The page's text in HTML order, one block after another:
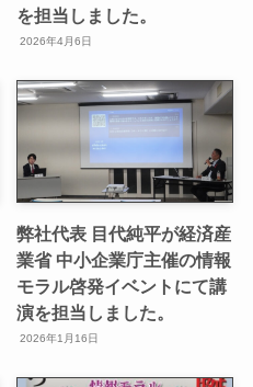
を担当しました。
2026年4月6日
弊社代表 目代純平が経済産
業省 中小企業庁主催の情報
モラル啓発イベントにて講
演を担当しました。
2026年1月16日